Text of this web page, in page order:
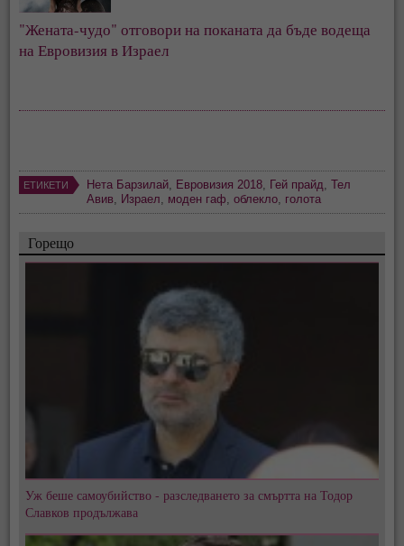
"Жената-чудо" отговори на поканата да бъде водеща
на Евровизия в Израел
ЕТИКЕТИ Нета Барзилай Евровизия 2018 Гей прайд ,Тел
Авив
Израел моден гаф ,облекло голота
Горещо
Уж беше самоубийство - разследването за смъртта на Тодор
Славков продължава